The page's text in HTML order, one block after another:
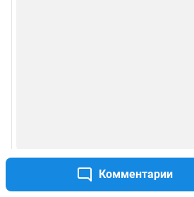
Комментарии